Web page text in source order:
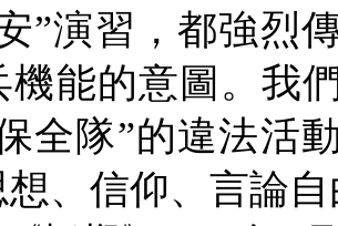
”演習，都強烈
機能的意圖。我
全隊”的違法活
、信仰、言論